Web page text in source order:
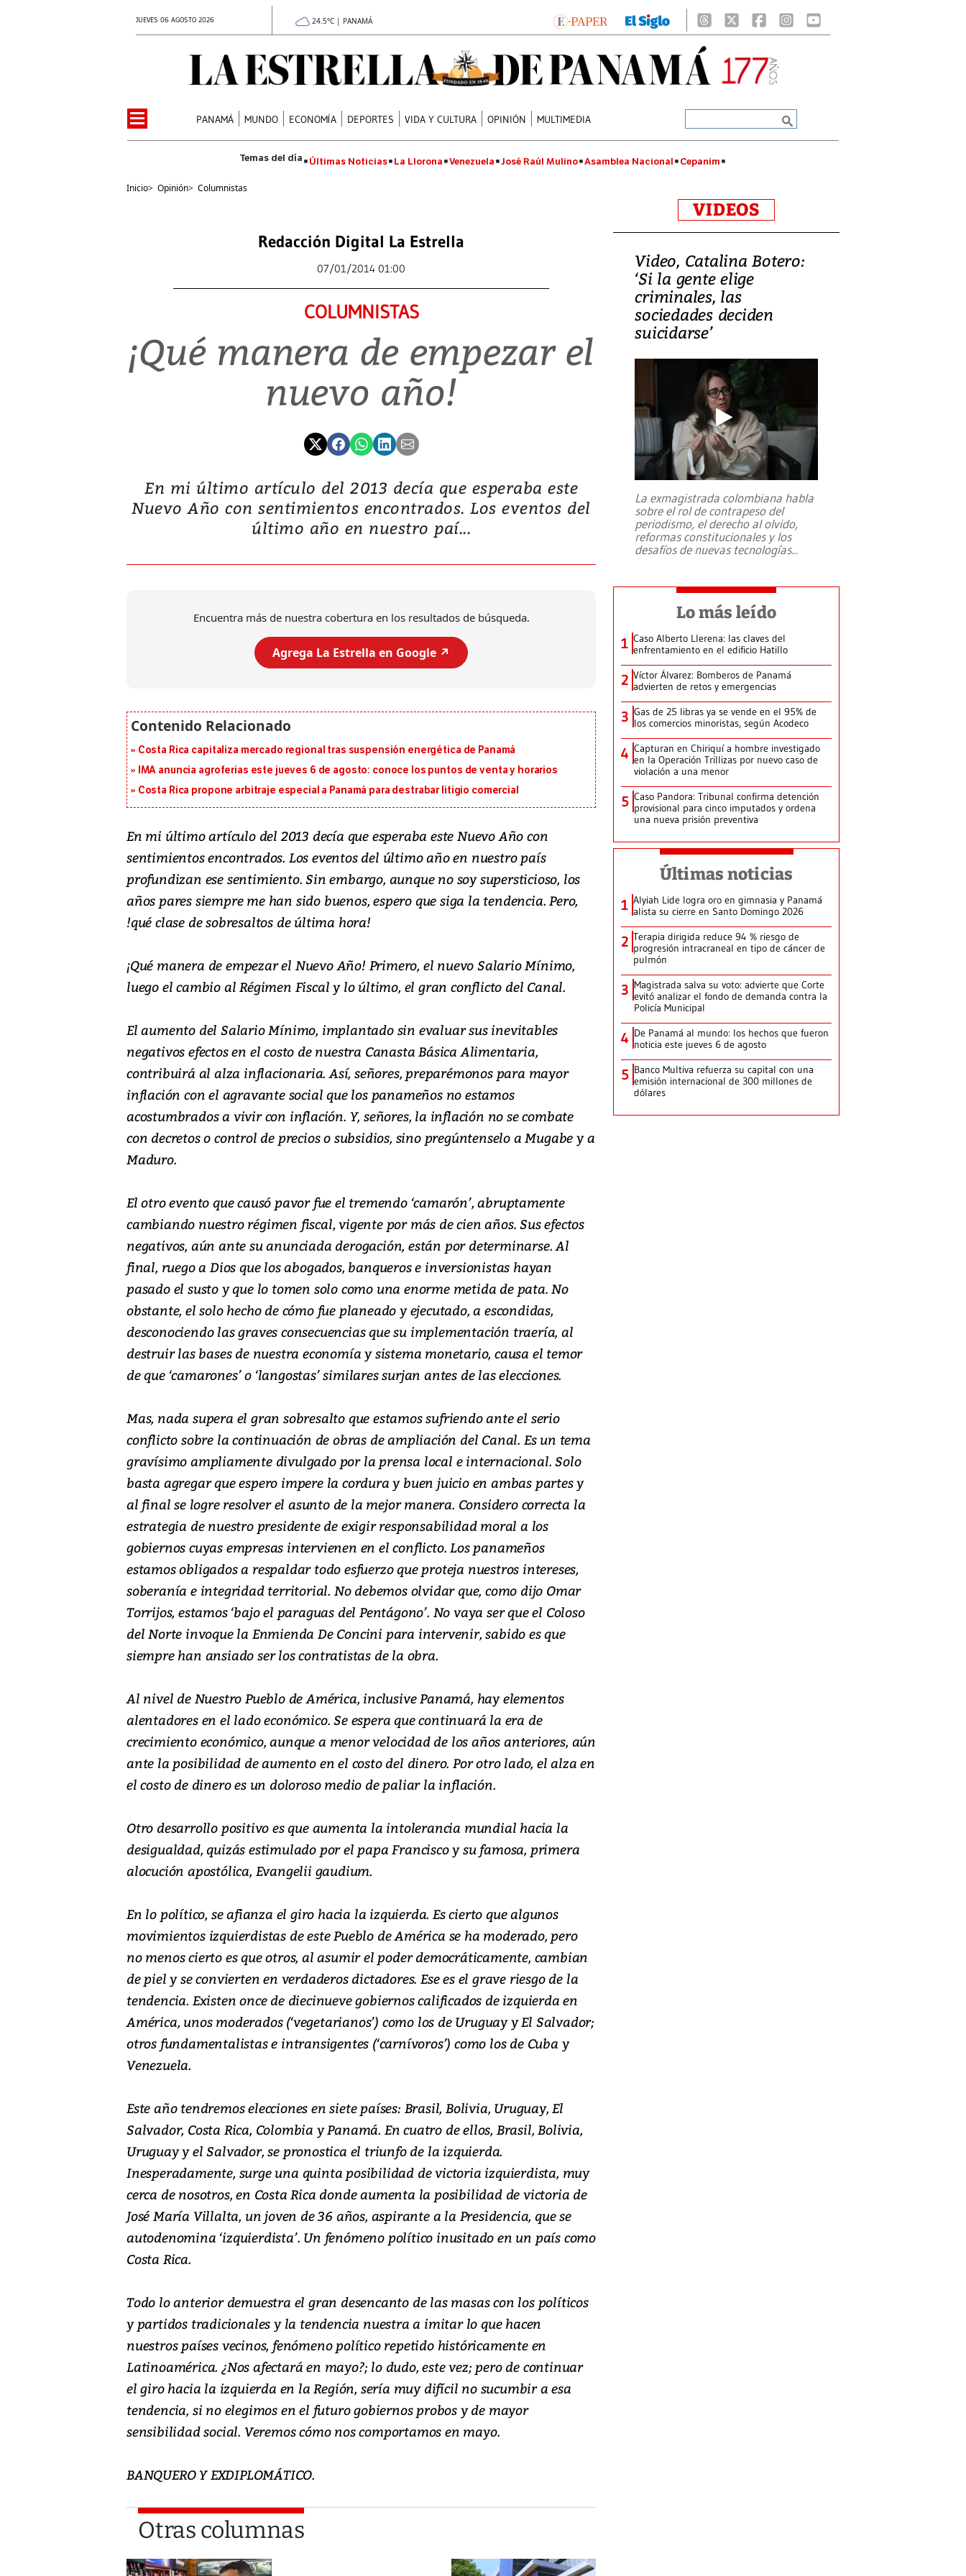
JUEVES 06 AGOSTO 2026 24.5°C | PANAMÁ
PANAMÁ MUNDO ECONOMÍA DEPORTES VIDA Y CULTURA OPINIÓN MULTIMEDIA
Últimas Noticias La Llorona Venezuela José Raúl Mulino Asamblea Nacional Cepanim
Inicio> Opinión> Columnistas
Redacción Digital La Estrella
07/01/2014 01:00
COLUMNISTAS
¡Qué manera de empezar el
nuevo año!
En mi último artículo del 2013 decía que esperaba este
Nuevo Año con sentimientos encontrados. Los eventos del
último año en nuestro paí...
Encuentra más de nuestra cobertura en los resultados de búsqueda.
Agrega La Estrella en Google ↗️
Costa Rica capitaliza mercado regional tras suspensión energética de Panamá
IMA anuncia agroferias este jueves 6 de agosto: conoce los puntos de venta y horarios
Costa Rica propone arbitraje especial a Panamá para destrabar litigio comercial
En mi último artículo del 2013 decía que esperaba este Nuevo Año con
sentimientos encontrados. Los eventos del último año en nuestro país
profundizan ese sentimiento. Sin embargo, aunque no soy supersticioso, los
años pares siempre me han sido buenos, espero que siga la tendencia. Pero,
!qué clase de sobresaltos de última hora!
¡Qué manera de empezar el Nuevo Año! Primero, el nuevo Salario Mínimo,
luego el cambio al Régimen Fiscal y lo último, el gran conflicto del Canal.
El aumento del Salario Mínimo, implantado sin evaluar sus inevitables
negativos efectos en el costo de nuestra Canasta Básica Alimentaria,
contribuirá al alza inflacionaria. Así, señores, preparémonos para mayor
inflación con el agravante social que los panameños no estamos
acostumbrados a vivir con inflación. Y, señores, la inflación no se combate
con decretos o control de precios o subsidios, sino pregúntenselo a Mugabe y a
Maduro.
El otro evento que causó pavor fue el tremendo ‘camarón’, abruptamente
cambiando nuestro régimen fiscal, vigente por más de cien años. Sus efectos
negativos, aún ante su anunciada derogación, están por determinarse. Al
final, ruego a Dios que los abogados, banqueros e inversionistas hayan
pasado el susto y que lo tomen solo como una enorme metida de pata. No
obstante, el solo hecho de cómo fue planeado y ejecutado, a escondidas,
desconociendo las graves consecuencias que su implementación traería, al
destruir las bases de nuestra economía y sistema monetario, causa el temor
de que ‘camarones’ o ‘langostas’ similares surjan antes de las elecciones.
Mas, nada supera el gran sobresalto que estamos sufriendo ante el serio
conflicto sobre la continuación de obras de ampliación del Canal. Es un tema
gravísimo ampliamente divulgado por la prensa local e internacional. Solo
basta agregar que espero impere la cordura y buen juicio en ambas partes y
al final se logre resolver el asunto de la mejor manera. Considero correcta la
estrategia de nuestro presidente de exigir responsabilidad moral a los
gobiernos cuyas empresas intervienen en el conflicto. Los panameños
estamos obligados a respaldar todo esfuerzo que proteja nuestros intereses,
soberanía e integridad territorial. No debemos olvidar que, como dijo Omar
Torrijos, estamos ‘bajo el paraguas del Pentágono’. No vaya ser que el Coloso
del Norte invoque la Enmienda De Concini para intervenir, sabido es que
siempre han ansiado ser los contratistas de la obra.
Al nivel de Nuestro Pueblo de América, inclusive Panamá, hay elementos
alentadores en el lado económico. Se espera que continuará la era de
crecimiento económico, aunque a menor velocidad de los años anteriores, aún
ante la posibilidad de aumento en el costo del dinero. Por otro lado, el alza en
el costo de dinero es un doloroso medio de paliar la inflación.
Otro desarrollo positivo es que aumenta la intolerancia mundial hacia la
desigualdad, quizás estimulado por el papa Francisco y su famosa, primera
alocución apostólica, Evangelii gaudium.
En lo político, se afianza el giro hacia la izquierda. Es cierto que algunos
movimientos izquierdistas de este Pueblo de América se ha moderado, pero
no menos cierto es que otros, al asumir el poder democráticamente, cambian
de piel y se convierten en verdaderos dictadores. Ese es el grave riesgo de la
tendencia. Existen once de diecinueve gobiernos calificados de izquierda en
América, unos moderados (‘vegetarianos’) como los de Uruguay y El Salvador;
otros fundamentalistas e intransigentes (‘carnívoros’) como los de Cuba y
Venezuela.
Este año tendremos elecciones en siete países: Brasil, Bolivia, Uruguay, El
Salvador, Costa Rica, Colombia y Panamá. En cuatro de ellos, Brasil, Bolivia,
Uruguay y el Salvador, se pronostica el triunfo de la izquierda.
Inesperadamente, surge una quinta posibilidad de victoria izquierdista, muy
cerca de nosotros, en Costa Rica donde aumenta la posibilidad de victoria de
José María Villalta, un joven de 36 años, aspirante a la Presidencia, que se
autodenomina ‘izquierdista’. Un fenómeno político inusitado en un país como
Costa Rica.
Todo lo anterior demuestra el gran desencanto de las masas con los políticos
y partidos tradicionales y la tendencia nuestra a imitar lo que hacen
nuestros países vecinos, fenómeno político repetido históricamente en
Latinoamérica. ¿Nos afectará en mayo?; lo dudo, este vez; pero de continuar
el giro hacia la izquierda en la Región, sería muy difícil no sucumbir a esa
tendencia, si no elegimos en el futuro gobiernos probos y de mayor
sensibilidad social. Veremos cómo nos comportamos en mayo.
BANQUERO Y EXDIPLOMÁTICO.
Otras columnas
VIDEOS
Video, Catalina Botero:
‘Si la gente elige
criminales, las
sociedades deciden
suicidarse’
La exmagistrada colombiana habla
sobre el rol de contrapeso del
periodismo, el derecho al olvido,
reformas constitucionales y los
desafíos de nuevas tecnologías...
Lo más leído
1 Caso Alberto Llerena: las claves del
enfrentamiento en el edificio Hatillo
2 Víctor Álvarez: Bomberos de Panamá
advierten de retos y emergencias
3 Gas de 25 libras ya se vende en el 95% de
los comercios minoristas, según Acodeco
4 Capturan en Chiriquí a hombre investigado
en la Operación Trillizas por nuevo caso de
violación a una menor
5 Caso Pandora: Tribunal confirma detención
provisional para cinco imputados y ordena
una nueva prisión preventiva
Últimas noticias
1 Alyiah Lide logra oro en gimnasia y Panamá
alista su cierre en Santo Domingo 2026
2 Terapia dirigida reduce 94 % riesgo de
progresión intracraneal en tipo de cáncer de
pulmón
3 Magistrada salva su voto: advierte que Corte
evitó analizar el fondo de demanda contra la
Policía Municipal
4 De Panamá al mundo: los hechos que fueron
noticia este jueves 6 de agosto
5 Banco Multiva refuerza su capital con una
emisión internacional de 300 millones de
dólares